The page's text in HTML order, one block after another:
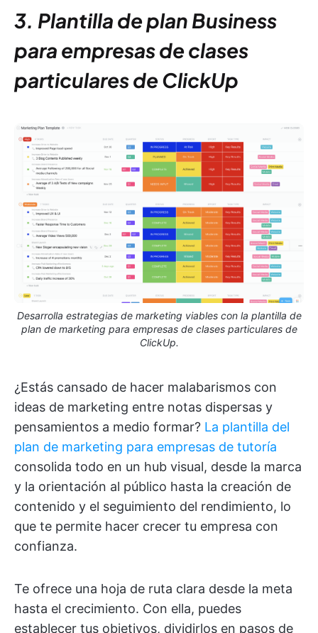
3. Plantilla de plan Business
para empresas de clases
particulares de ClickUp
Desarrolla estrategias de marketing viables con la plantilla de
plan de marketing para empresas de clases particulares de
ClickUp.
¿Estás cansado de hacer malabarismos con
ideas de marketing entre notas dispersas y
pensamientos a medio formar? La plantilla del
plan de marketing para empresas de tutoría
consolida todo en un hub visual, desde la marca
y la orientación al público hasta la creación de
contenido y el seguimiento del rendimiento, lo
que te permite hacer crecer tu empresa con
confianza.
Te ofrece una hoja de ruta clara desde la meta
hasta el crecimiento. Con ella, puedes
establecer tus objetivos, dividirlos en pasos de